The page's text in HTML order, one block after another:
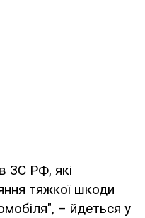
ЗС РФ, які
тяжкої шкоди
– йдеться у